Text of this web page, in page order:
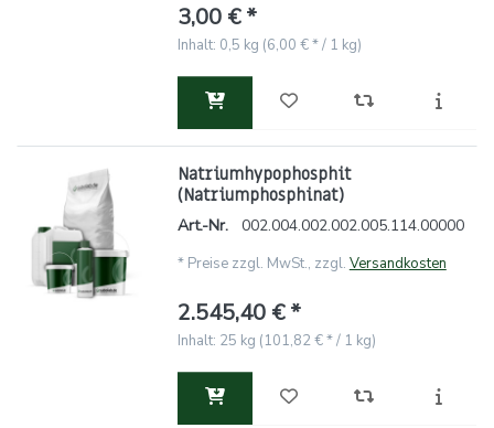
3,00 € *
Inhalt: 0,5 kg (6,00 € * / 1 kg)
Natriumhypophosphit
(Natriumphosphinat)
Art.-Nr. 002.004.002.002.005.114.00000
* Preise zzgl. MwSt., zzgl. Versandkosten
2.545,40 € *
Inhalt: 25 kg (101,82 € * / 1 kg)